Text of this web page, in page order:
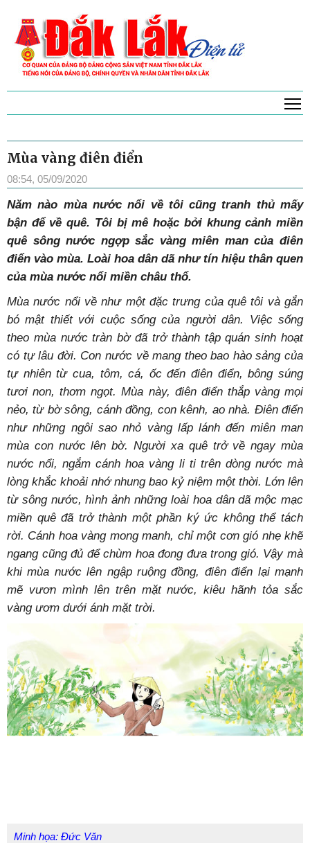
Mùa vàng điên điển
08:54, 05/09/2020
Năm nào mùa nước nổi về tôi cũng tranh thủ mấy
bận để về quê. Tôi bị mê hoặc bởi khung cảnh miền
quê sông nước ngợp sắc vàng miên man của điên
điển vào mùa. Loài hoa dân dã như tín hiệu thân quen
của mùa nước nổi miền châu thổ.
Mùa nước nổi về như một đặc trưng của quê tôi và gắn
bó mật thiết với cuộc sống của người dân. Việc sống
theo mùa nước tràn bờ đã trở thành tập quán sinh hoạt
có tự lâu đời. Con nước về mang theo bao hào sảng của
tự nhiên từ cua, tôm, cá, ốc đến điên điển, bông súng
tươi non, thơm ngọt. Mùa này, điên điển thắp vàng mọi
nẻo, từ bờ sông, cánh đồng, con kênh, ao nhà. Điên điển
như những ngôi sao nhỏ vàng lấp lánh đến miên man
mùa con nước lên bờ. Người xa quê trở về ngay mùa
nước nổi, ngắm cánh hoa vàng li ti trên dòng nước mà
lòng khắc khoải nhớ nhung bao kỷ niệm một thời. Lớn lên
từ sông nước, hình ảnh những loài hoa dân dã mộc mạc
miền quê đã trở thành một phần ký ức không thể tách
rời. Cánh hoa vàng mong manh, chỉ một cơn gió nhẹ khẽ
ngang cũng đủ để chùm hoa đong đưa trong gió. Vậy mà
khi mùa nước lên ngập ruộng đồng, điên điển lại mạnh
mẽ vươn mình lên trên mặt nước, kiêu hãnh tỏa sắc
vàng ươm dưới ánh mặt trời.
Minh họa: Đức Văn